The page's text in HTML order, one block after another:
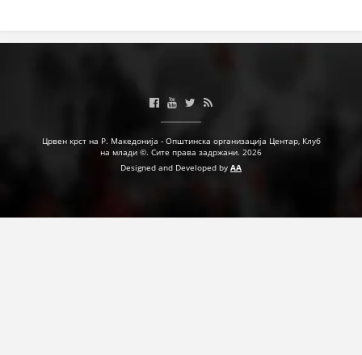
БРОШУРИ
Црвен крст на Р. Македонија - Општинска организација Центар, Клуб
на млади ©. Сите права задржани. 2026
Designed and Developed by AA